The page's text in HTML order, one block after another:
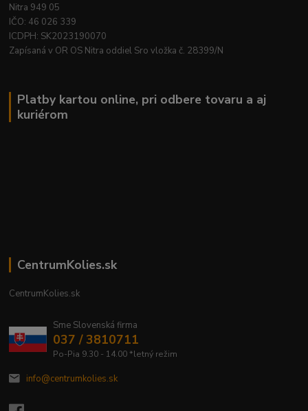
Nitra 949 05
IČO: 46 026 339
ICDPH: SK2023190070
Zapísaná v OR OS Nitra oddiel Sro vložka č. 28399/N
Platby kartou online, pri odbere tovaru a aj
kuriérom
CentrumKolies.sk
CentrumKolies.sk
Sme Slovenská firma
037 / 3810711
Po-Pia 9.30 - 14.00 *letný režim
info@centrumkolies.sk